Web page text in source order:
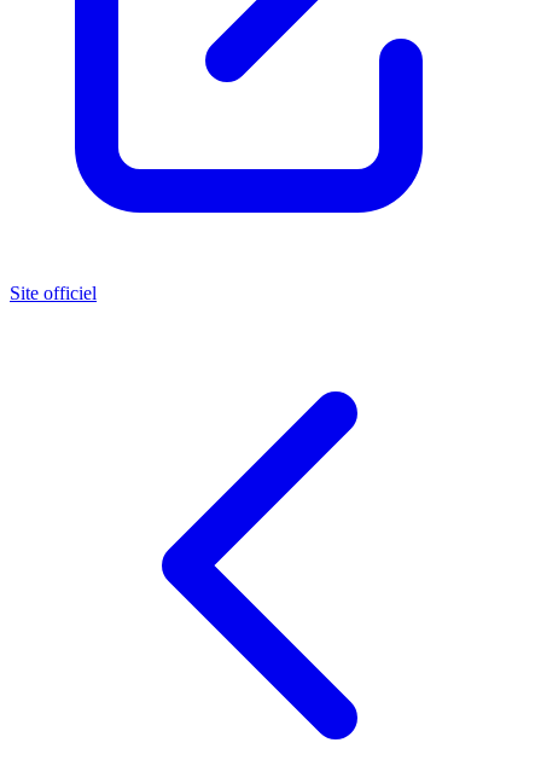
Site officiel